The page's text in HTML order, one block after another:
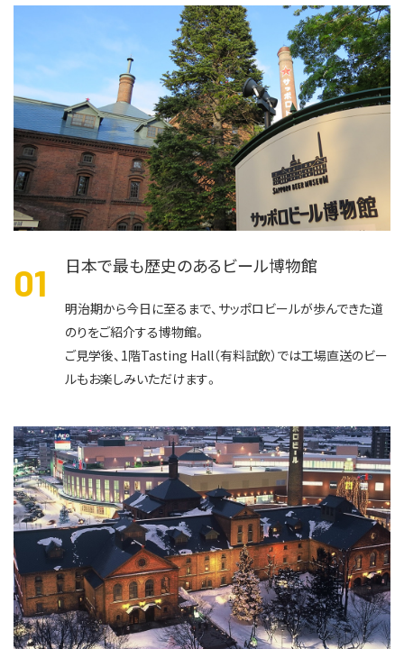
0 日本で最も歴史のあるビール博物館
明治期から今日に至るまで、サッポロビールが歩んできた道
のりをご紹介する博物館。
ご見学後、1階Tasting Hall（有料試飲）では工場直送のビー
ルもお楽しみいただけます。